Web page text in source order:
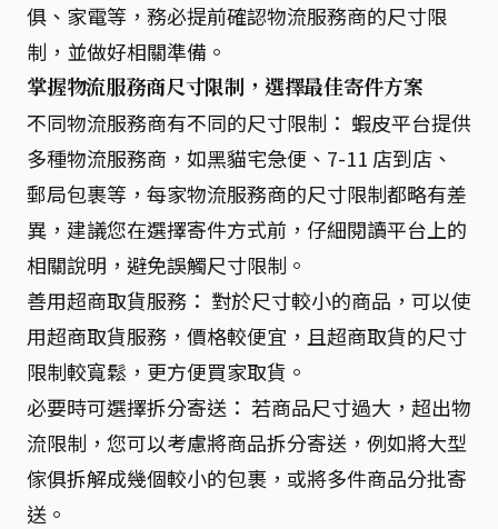
俱、家電等，務必提前確認物流服務商的尺寸限
制，並做好相關準備。
掌握物流服務商尺寸限制，選擇最佳寄件方案
不同物流服務商有不同的尺寸限制： 蝦皮平台提供
多種物流服務商，如黑貓宅急便、7-11 店到店、
郵局包裹等，每家物流服務商的尺寸限制都略有差
異，建議您在選擇寄件方式前，仔細閱讀平台上的
相關說明，避免誤觸尺寸限制。
善用超商取貨服務： 對於尺寸較小的商品，可以使
用超商取貨服務，價格較便宜，且超商取貨的尺寸
限制較寬鬆，更方便買家取貨。
必要時可選擇拆分寄送： 若商品尺寸過大，超出物
流限制，您可以考慮將商品拆分寄送，例如將大型
傢俱拆解成幾個較小的包裹，或將多件商品分批寄
送。